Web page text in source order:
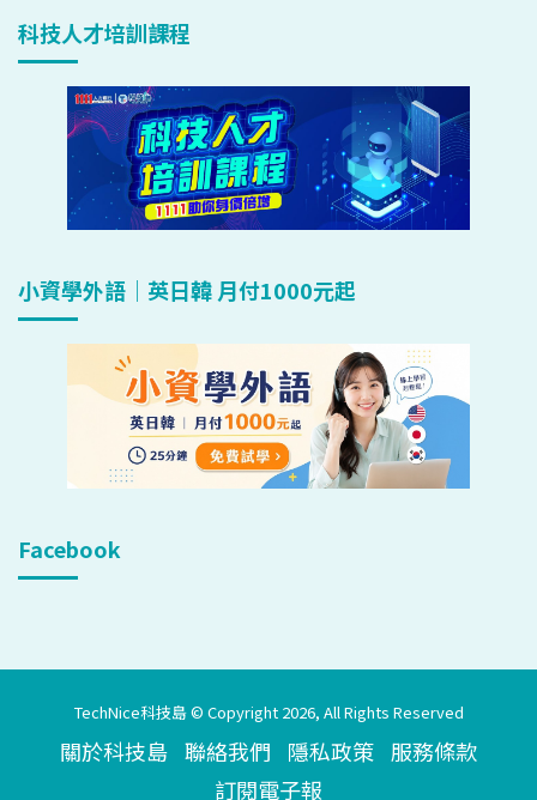
科技人才培訓課程
小資學外語｜英日韓 月付1000元起
Facebook
TechNice科技島 © Copyright 2026, All Rights Reserved
關於科技島 聯絡我們 隱私政策 服務條款
訂閱電子報